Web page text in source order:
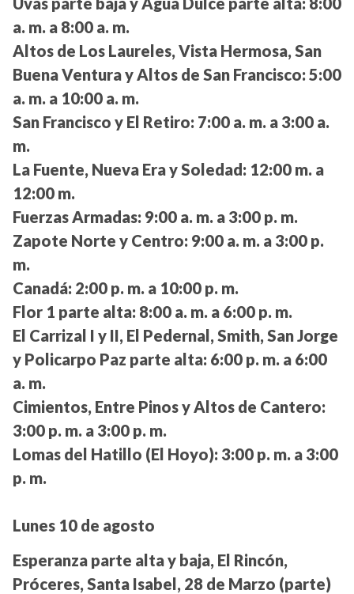
a. m. a 8:00 a. m.
Altos de Los Laureles, Vista Hermosa, San
Buena Ventura y Altos de San Francisco: 5:00
a. m. a 10:00 a. m.
San Francisco y El Retiro: 7:00 a. m. a 3:00 a.
m.
La Fuente, Nueva Era y Soledad: 12:00 m. a
12:00 m.
Fuerzas Armadas: 9:00 a. m. a 3:00 p. m.
Zapote Norte y Centro: 9:00 a. m. a 3:00 p.
m.
Canadá: 2:00 p. m. a 10:00 p. m.
Flor 1 parte alta: 8:00 a. m. a 6:00 p. m.
El Carrizal I y II, El Pedernal, Smith, San Jorge
y Policarpo Paz parte alta: 6:00 p. m. a 6:00
a. m.
Cimientos, Entre Pinos y Altos de Cantero:
3:00 p. m. a 3:00 p. m.
Lomas del Hatillo (El Hoyo): 3:00 p. m. a 3:00
p. m.
Lunes 10 de agosto
Esperanza parte alta y baja, El Rincón,
Próceres, Santa Isabel, 28 de Marzo (parte)